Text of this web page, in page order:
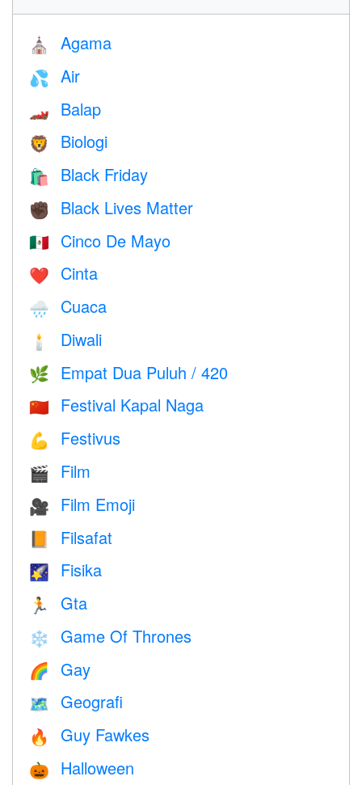
⛪️ Agama
💦 Air
🏎 Balap
🦁 Biologi
🛍 Black Friday
✊🏿 Black Lives Matter
🇲🇽 Cinco De Mayo
❤️️ Cinta
🌧 Cuaca
🕯 Diwali
🌿 Empat Dua Puluh / 420
🇨🇳 Festival Kapal Naga
💪 Festivus
🎬 Film
🎥 Film Emoji
📙 Filsafat
🌠 Fisika
🏃 Gta
❄️ Game Of Thrones
🌈 Gay
🗺 Geografi
🔥 Guy Fawkes
🎃 Halloween